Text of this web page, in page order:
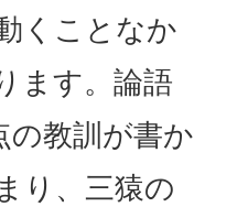
くことなか
ます。論語
教訓が書か
り、三猿の